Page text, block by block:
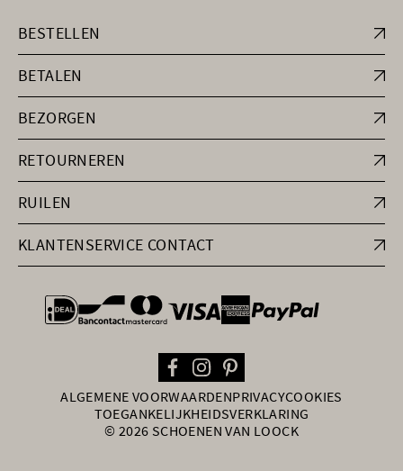
BESTELLEN
BETALEN
BEZORGEN
RETOURNEREN
RUILEN
KLANTENSERVICE CONTACT
general.paymentOptions
ALGEMENE VOORWAARDENPRIVACYCOOKIES
TOEGANKELIJKHEIDSVERKLARING
© 2026 SCHOENEN VAN LOOCK